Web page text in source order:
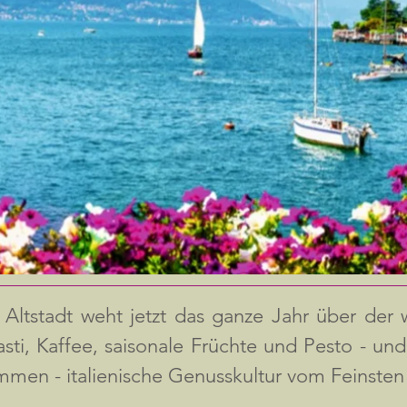
weht jetzt das ganze Jahr über der
Kaffee, saisonale Früchte und Pesto -
- italienische Genusskultur vom